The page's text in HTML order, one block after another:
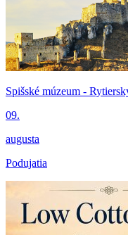
Spišské múzeum -
09.
augusta
Podujatia